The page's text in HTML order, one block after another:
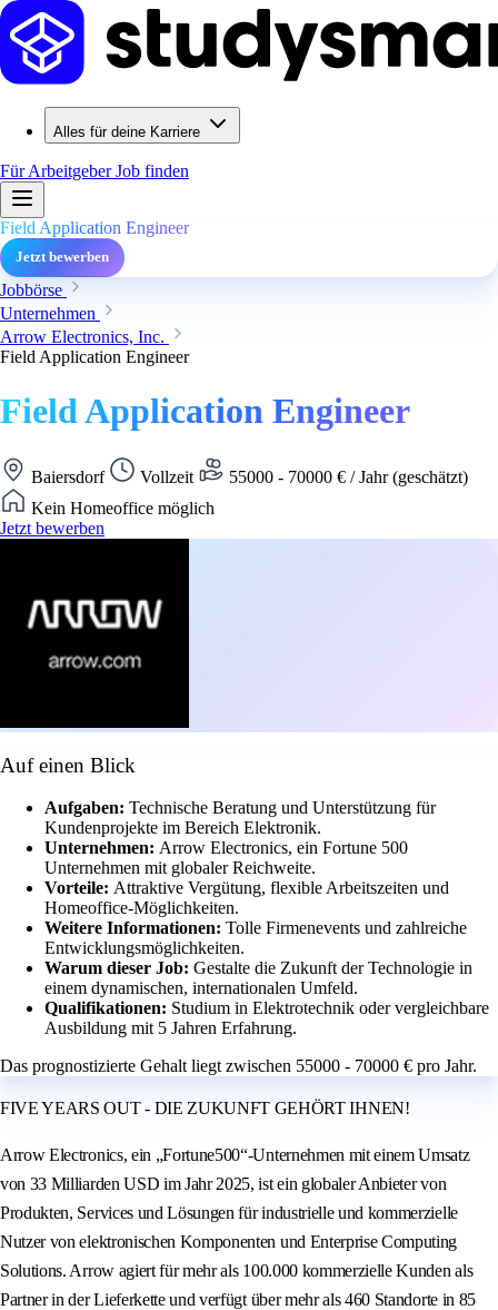
Alles für deine Karriere
Für ArbeitgeberJob finden
Field Application Engineer
Jetzt bewerben
Jobbörse
Unternehmen
Arrow Electronics, Inc.
Field Application Engineer
Field Application Engineer
Baiersdorf Vollzeit
55000 - 70000 € / Jahr (geschätzt)
Kein Homeoffice möglich
Jetzt bewerben
Auf einen Blick
Aufgaben: Technische Beratung und Unterstützung für
Kundenprojekte im Bereich Elektronik.
Unternehmen: Arrow Electronics, ein Fortune 500
Unternehmen mit globaler Reichweite.
Vorteile: Attraktive Vergütung, flexible Arbeitszeiten und
Homeoffice-Möglichkeiten.
Weitere Informationen: Tolle Firmenevents und zahlreiche
Entwicklungsmöglichkeiten.
Warum dieser Job: Gestalte die Zukunft der Technologie in
einem dynamischen, internationalen Umfeld.
Qualifikationen: Studium in Elektrotechnik oder vergleichbare
Ausbildung mit 5 Jahren Erfahrung.
Das prognostizierte Gehalt liegt zwischen 55000 - 70000 € pro Jahr.
FIVE YEARS OUT - DIE ZUKUNFT GEHÖRT IHNEN!
Arrow Electronics, ein „Fortune500“-Unternehmen mit einem Umsatz
von 33 Milliarden USD im Jahr 2025, ist ein globaler Anbieter von
Produkten, Services und Lösungen für industrielle und kommerzielle
Nutzer von elektronischen Komponenten und Enterprise Computing
Solutions. Arrow agiert für mehr als 100.000 kommerzielle Kunden als
Partner in der Lieferkette und verfügt über mehr als 460 Standorte in 85